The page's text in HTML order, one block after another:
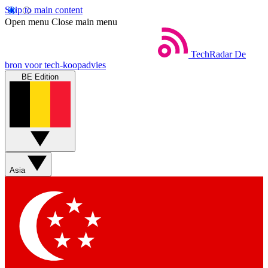
Skip to main content
Open menu Close main menu
TechRadar De
bron voor tech-koopadvies
BE Edition
Asia